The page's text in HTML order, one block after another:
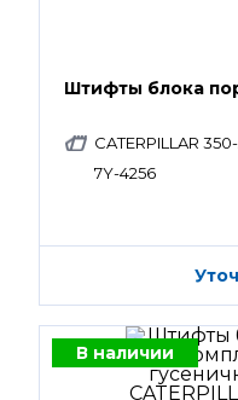
Штифты блока
CATERPILLAR
7Y-4256
В наличии